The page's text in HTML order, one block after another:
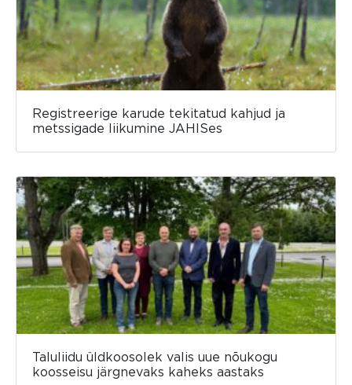
Registreerige karude tekitatud kahjud ja
metssigade liikumine JAHISes
Taluliidu üldkoosolek valis uue nõukogu
koosseisu järgnevaks kaheks aastaks